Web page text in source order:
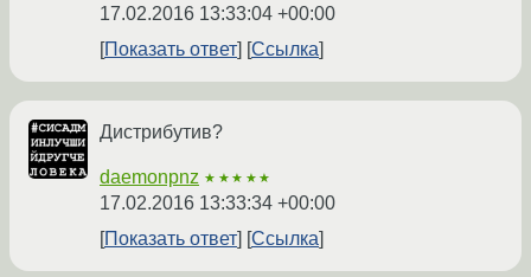
17.02.2016 13:33:04 +00:00
Показать ответ
Ссылка
Дистрибутив?
daemonpnz ★★★★★
17.02.2016 13:33:34 +00:00
Показать ответ
Ссылка